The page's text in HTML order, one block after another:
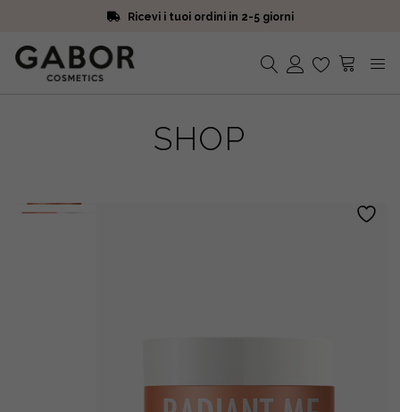
Ricevi i tuoi ordini in 2-5 giorni
Iscriviti alla Newsletter. 15% di sconto e spedizione gratuita
Ricevi i tuoi ordini in 2-5 giorni
SHOP